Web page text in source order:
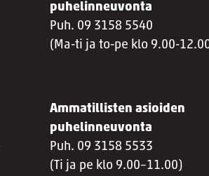
puhelinneuvonta
Puh. 09 3158 5540
(Ma-ti ja to-pe klo 9.00-
Ammatillisten asioiden
puhelinneuvonta
Puh. 09 3158 5533
(Ti ja pe klo 9.00–11.00)